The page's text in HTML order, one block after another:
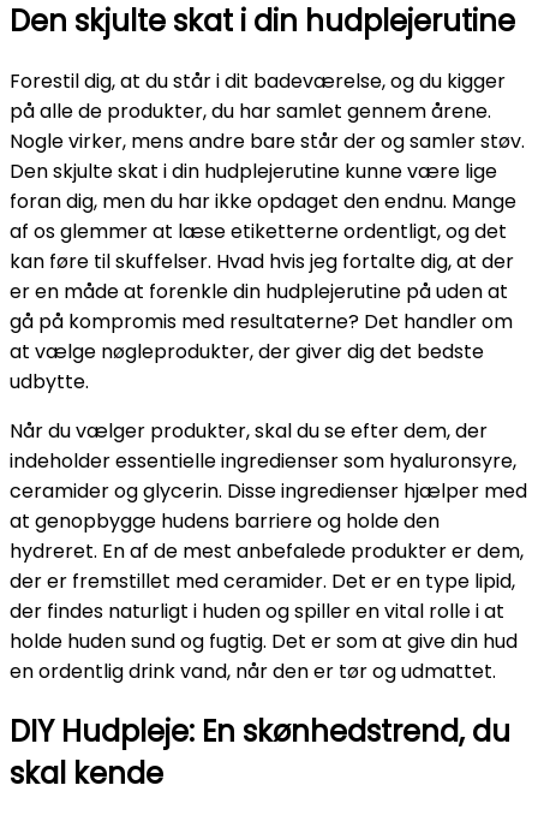
Den skjulte skat i din hudplejerutine
Forestil dig, at du står i dit badeværelse, og du kigger
på alle de produkter, du har samlet gennem årene.
Nogle virker, mens andre bare står der og samler støv.
Den skjulte skat i din hudplejerutine kunne være lige
foran dig, men du har ikke opdaget den endnu. Mange
af os glemmer at læse etiketterne ordentligt, og det
kan føre til skuffelser. Hvad hvis jeg fortalte dig, at der
er en måde at forenkle din hudplejerutine på uden at
gå på kompromis med resultaterne? Det handler om
at vælge nøgleprodukter, der giver dig det bedste
udbytte.
Når du vælger produkter, skal du se efter dem, der
indeholder essentielle ingredienser som hyaluronsyre,
ceramider og glycerin. Disse ingredienser hjælper med
at genopbygge hudens barriere og holde den
hydreret. En af de mest anbefalede produkter er dem,
der er fremstillet med ceramider. Det er en type lipid,
der findes naturligt i huden og spiller en vital rolle i at
holde huden sund og fugtig. Det er som at give din hud
en ordentlig drink vand, når den er tør og udmattet.
DIY Hudpleje: En skønhedstrend, du
skal kende